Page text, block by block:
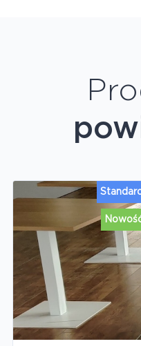
Standard